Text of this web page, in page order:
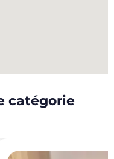
catégorie